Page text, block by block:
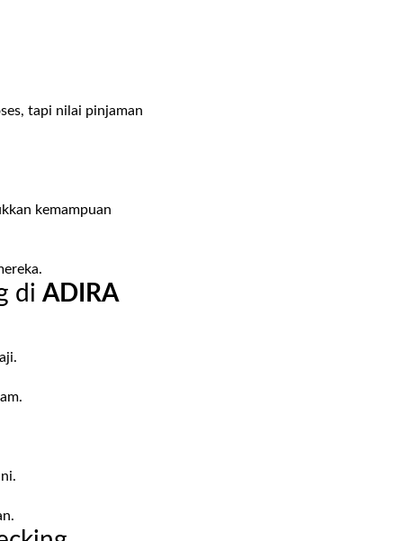
tapi nilai pinjaman
kemampuan
diADIRA